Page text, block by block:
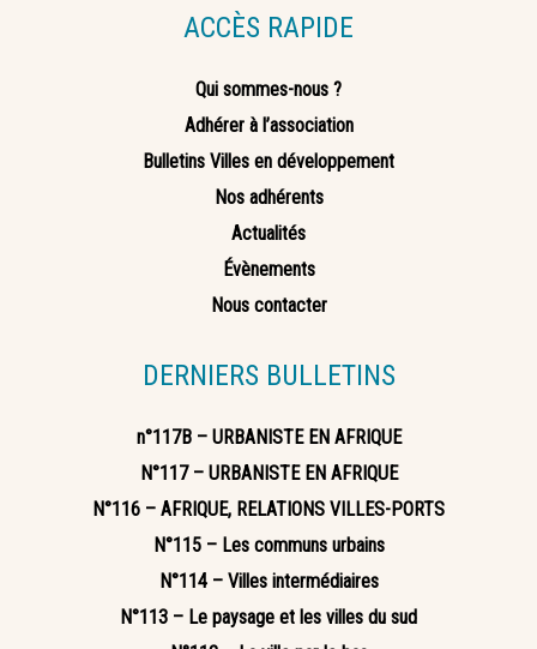
ACCÈS RAPIDE
Qui sommes-nous ?
Adhérer à l’association
Bulletins Villes en développement
Nos adhérents
Actualités
Évènements
Nous contacter
DERNIERS BULLETINS
n°117B – URBANISTE EN AFRIQUE
N°117 – URBANISTE EN AFRIQUE
N°116 – AFRIQUE, RELATIONS VILLES-PORTS
N°115 – Les communs urbains
N°114 – Villes intermédiaires
N°113 – Le paysage et les villes du sud